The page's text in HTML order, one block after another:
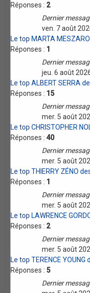
Réponses : 2
Dernier
ven. 7 août
Le top MARTA
Réponses : 1
Dernier
jeu. 6 août
Le top ALBERT SERRA
Réponses : 15
Dernier
mer. 5 août
Le top CHRISTOPHER
Réponses :40
Dernier
mer. 5 août
Le top THIERRY ZÉNO
Réponses : 1
Dernier
mer. 5 août
Le top LAWRENCE
Réponses : 2
Dernier
mer. 5 août
Le top TERENCE
Réponses : 5
Dernier